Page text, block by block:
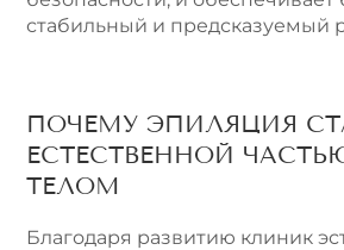
стабильный и предсказуемый
ПОЧЕМУ ЭПИЛЯЦИЯ
ЕСТЕСТВЕННОЙ
ТЕЛОМ
Благодаря развитию клиник